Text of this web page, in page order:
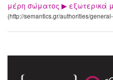
μέρη σώματος ▶ εξωτερικά
(http://semantics.gr/authorities/